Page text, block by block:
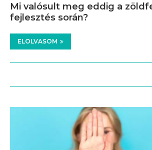
Mi valósult meg eddig a
fejlesztés során?
ELOLVASOM